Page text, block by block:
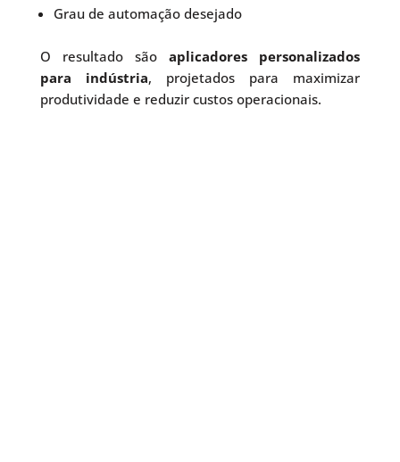
Grau de automação desejado
O resultado sãoaplicadores personalizados
para indústria, projetados para maximizar
produtividade e reduzir custos operacionais.